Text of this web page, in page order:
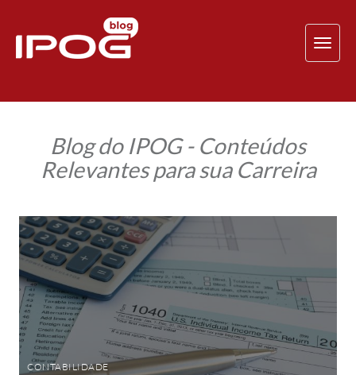
Blog do IPOG - Conteúdos
Relevantes para sua Carreira
Imposto
de
Renda:
Você
sabe
quais
são
as
formas
de
tributação
para
CONTABILIDADE